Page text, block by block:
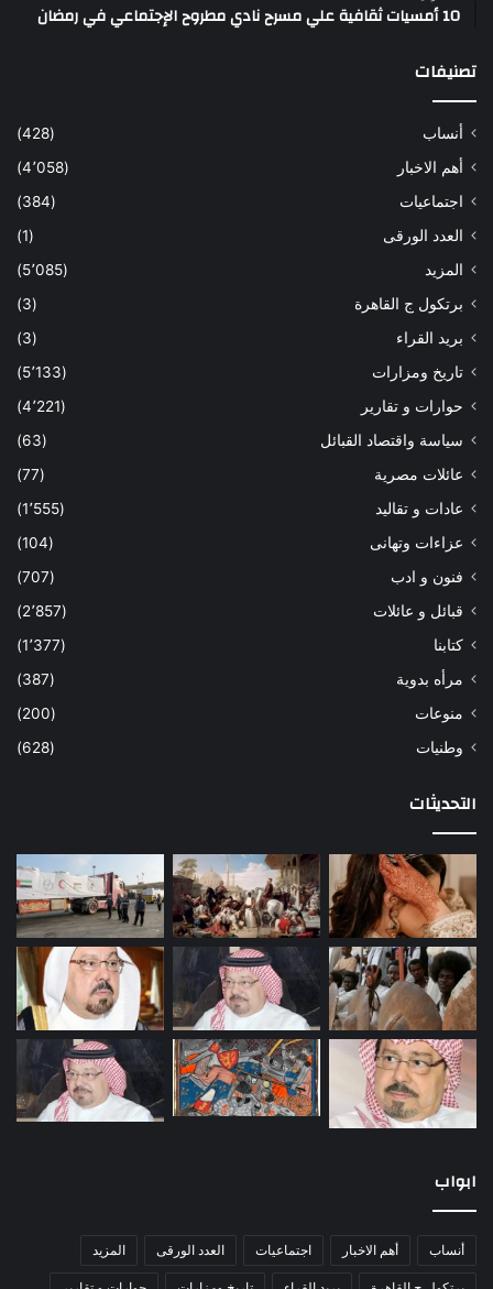
10 أمسيات ثقافية علي مسرح نادي مطروح الإجتماعي في رمضان
تصنيفات
أنساب
(428)
أهم الاخبار
(4٬058)
اجتماعيات
(384)
العدد الورقى
(1)
المزيد
(5٬085)
برتكول ج القاهرة
(3)
بريد القراء
(3)
تاريخ ومزارات
(5٬133)
حوارات و تقارير
(4٬221)
سياسة واقتصاد القبائل
(63)
عائلات مصرية
(77)
عادات و تقاليد
(1٬555)
عزاءات وتهانى
(104)
فنون و ادب
(707)
قبائل و عائلات
(2٬857)
كتابنا
(1٬377)
مرأه بدوية
(387)
منوعات
(200)
وطنيات
(628)
التحديثات
ابواب
أنساب أهم الاخبار اجتماعيات العدد الورقى المزيد